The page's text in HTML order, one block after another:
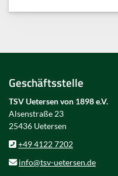
Geschäftsstelle
TSV Uetersen von 1898 e.V.
Alsenstraße 23
25436 Uetersen
+49 4122 7202
info@tsv-uetersen.de